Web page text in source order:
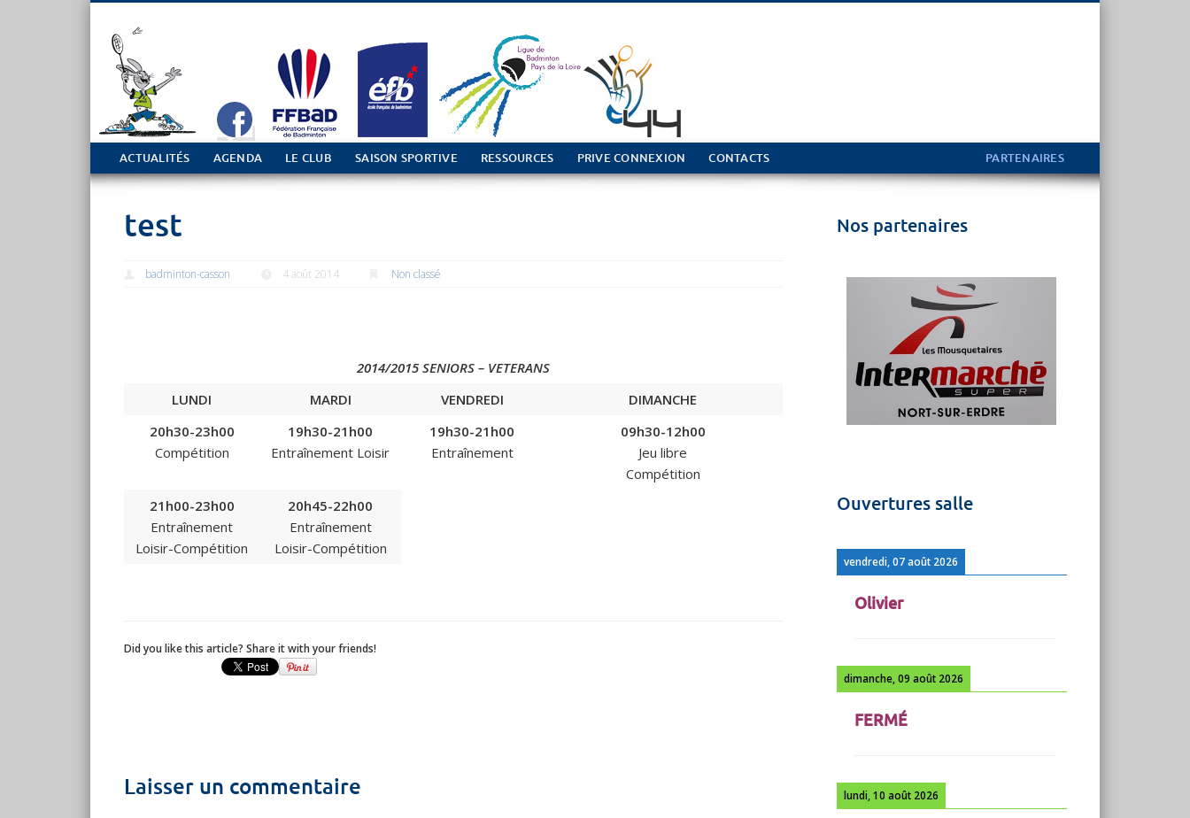
Tout sur le club de Badminton à Casson
ACTUALITÉS AGENDA LE CLUB SAISON SPORTIVE RESSOURCES PRIVE CONNEXION CONTACTS PARTENAIRES
test
badminton-casson 4 août 2014 Non classé
2014/2015 SENIORS – VETERANS
LUNDI
MARDI VENDREDI
DIMANCHE
20h30-23h00
Compétition
19h30-21h00
Entraînement Loisir
19h30-21h00
Entraînement
09h30-12h00
Jeu libre
Compétition
21h00-23h00
Entraînement
Loisir-Compétition
20h45-22h00
Entraînement
Loisir-Compétition
Did you like this article? Share it with your friends!
Laisser un commentaire
Nos partenaires
Ouvertures salle
vendredi, 07 août 2026
Olivier
dimanche, 09 août 2026
FERMÉ
lundi, 10 août 2026